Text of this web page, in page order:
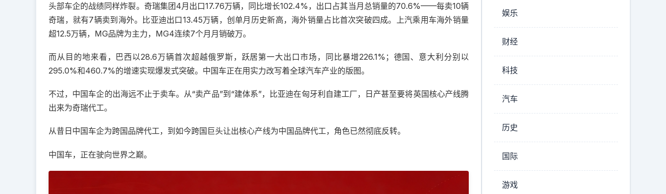
头部车企的战绩同样炸裂。奇瑞集团4月出口17.76万辆，同比增长102.4%，出口占其当月总销量的70.6%——每卖10辆
奇瑞，就有7辆卖到海外。比亚迪出口13.45万辆，创单月历史新高，海外销量占比首次突破四成。上汽乘用车海外销量
超12.5万辆，MG品牌为主力，MG4连续7个月月销破万。
而从目的地来看，巴西以28.6万辆首次超越俄罗斯，跃居第一大出口市场，同比暴增226.1%；德国、意大利分别以
295.0%和460.7%的增速实现爆发式突破。中国车正在用实力改写着全球汽车产业的版图。
不过，中国车企的出海远不止于卖车。从“卖产品”到“建体系”，比亚迪在匈牙利自建工厂，日产甚至要将英国核心产线腾
出来为奇瑞代工。
从昔日中国车企为跨国品牌代工，到如今跨国巨头让出核心产线为中国品牌代工，角色已然彻底反转。
中国车，正在驶向世界之巅。
娱乐
财经
科技
汽车
历史
国际
游戏